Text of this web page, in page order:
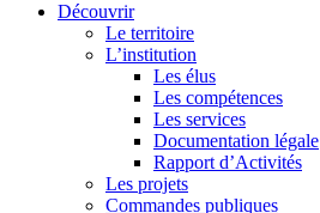
Découvrir
Le territoire
L’institution
Les élus
Les compétences
Les services
Documentation légale
Rapport d’Activités
Les projets
Commandes publiques